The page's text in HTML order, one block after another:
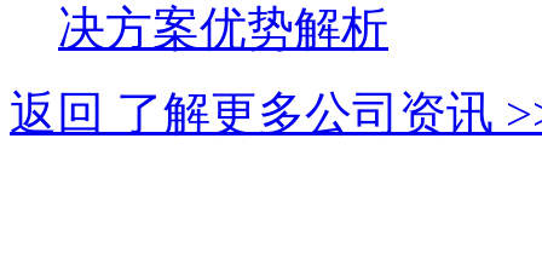
决方案优势解析
返回 了解更多公司资讯